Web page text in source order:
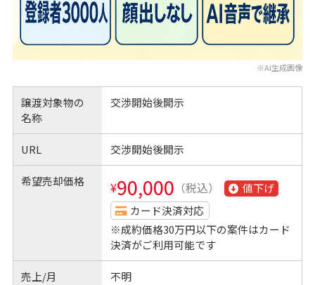
※AI生成画像
譲渡対象物の
名称
交渉開始後開示
URL 交渉開始後開示
希望売却価格 ¥90,000 （税込）
値下げ
カード決済対応
※成約価格30万円以下の案件はカード
決済がご利用可能です
売上/月 不明